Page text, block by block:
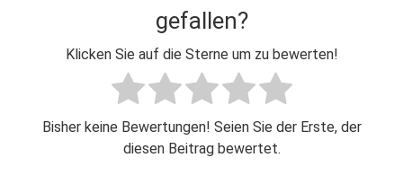
gefallen?
Klicken Sie auf die Sterne um zu bewerten!
Bisher keine Bewertungen! Seien Sie der Erste, der
diesen Beitrag bewertet.